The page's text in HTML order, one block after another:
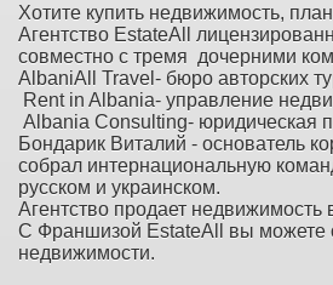
Хотите купить недвижимость,
Агентство EstateAll
совместно с тремя дочерними
AlbaniAll Travel- бюро авторских
Rent in Albania- управление
Albania Consulting- юридическая
Бондарик Виталий - основатель
собрал интернациональную
русском и украинском.
Агентство продает
С Франшизой EstateAll вы можете
недвижимости.